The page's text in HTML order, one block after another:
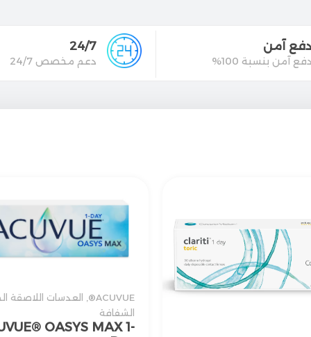
آمن
دفع آمن بنسبة 100%
24/7
دعم مخصص 24/7
ACUVUE®
,
العدسات اللاصقة
الشفافة
OASYS MAX 1-